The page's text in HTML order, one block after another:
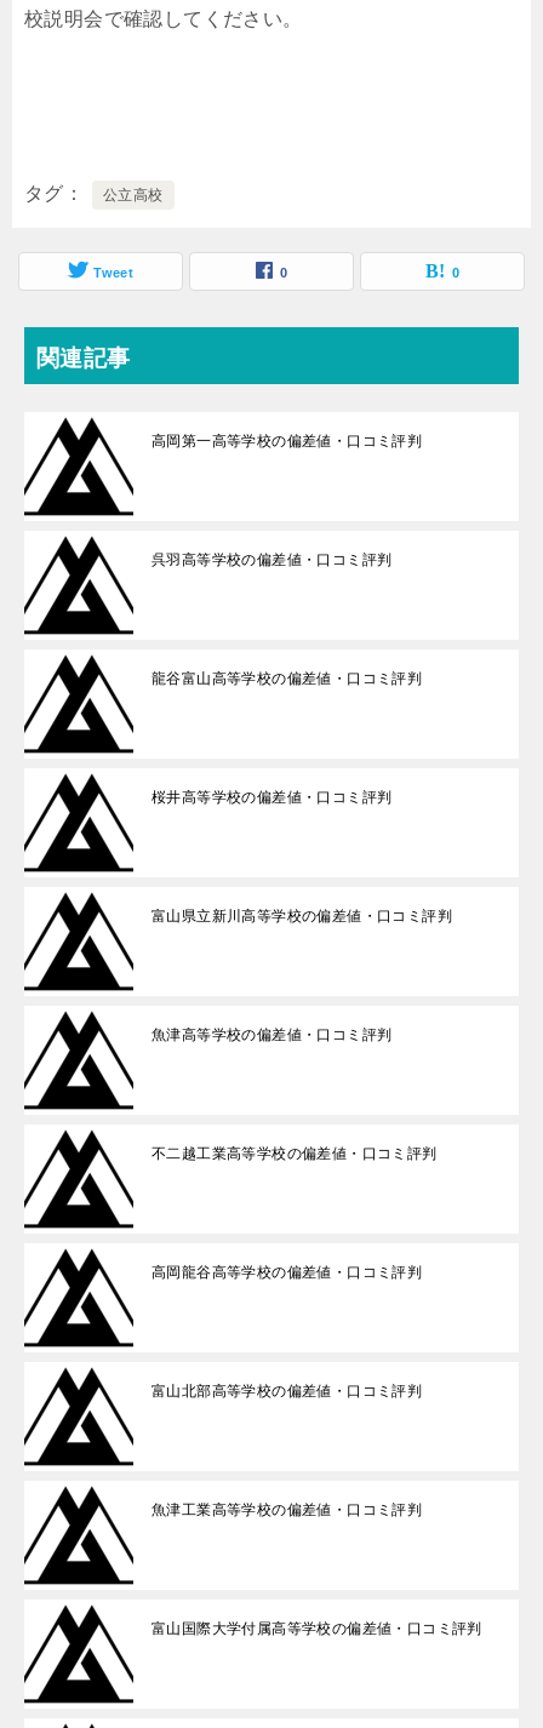
校説明会で確認してください。
タグ 公立高校
Tweet 0 0
関連記事
高岡第一高等学校の偏差値・口コミ評判
呉羽高等学校の偏差値・口コミ評判
龍谷富山高等学校の偏差値・口コミ評判
桜井高等学校の偏差値・口コミ評判
富山県立新川高等学校の偏差値・口コミ評判
魚津高等学校の偏差値・口コミ評判
不二越工業高等学校の偏差値・口コミ評判
高岡龍谷高等学校の偏差値・口コミ評判
富山北部高等学校の偏差値・口コミ評判
魚津工業高等学校の偏差値・口コミ評判
富山国際大学付属高等学校の偏差値・口コミ評判